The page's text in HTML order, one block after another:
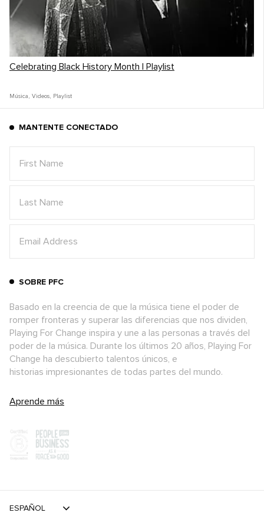
Celebrating Black History Month | Playlist
Música , Videos, Playlist
MANTENTE CONECTADO
SOBRE PFC
Basado en la creencia de que la música tiene el poder de
romper fronteras y superar las diferencias que nos dividen,
Playing For Change inspira y une a las personas a través del
poder de la música. Durante los últimos 20 años, Playing For
Change ha descubierto talentos únicos, e
historias impresionantes de todas partes del mundo.
Aprende más
ESPAÑOL